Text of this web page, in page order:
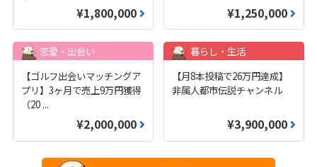
¥1,800,000 ¥1,250,000
恋愛・出会い
【ゴルフ出会いマッチングア
プリ】3ヶ月で売上9万円獲得
（20 ...
¥2,000,000
暮らし・生活
【月8本投稿で26万円達成】
非属人都市伝説チャンネル
¥3,900,000